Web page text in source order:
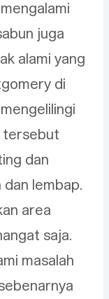
juga
alami yang
di
tersebut
dan
dan lembap.
area
saja.
masalah